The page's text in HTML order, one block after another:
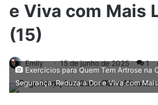
e Viva com Mais
(15)
Emily 15 de junho de 2025 1
Exercícios para Quem Tem Artrose na
Segurança, Reduza a Dor e Viva com